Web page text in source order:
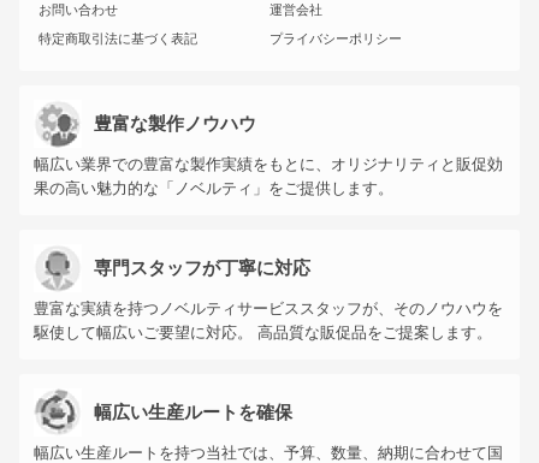
お問い合わせ
運営会社
特定商取引法に基づく表記
プライバシーポリシー
豊富な製作ノウハウ
幅広い業界での豊富な製作実績をもとに、オリジナリティと販促効
果の高い魅力的な「ノベルティ」をご提供します。
専門スタッフが丁寧に対応
豊富な実績を持つノベルティサービススタッフが、そのノウハウを
駆使して幅広いご要望に対応。 高品質な販促品をご提案します。
幅広い生産ルートを確保
幅広い生産ルートを持つ当社では、予算、数量、納期に合わせて国